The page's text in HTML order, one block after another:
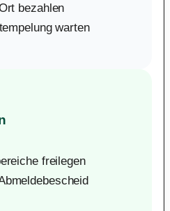
bezahlen
warten
freilegen